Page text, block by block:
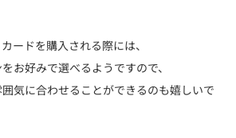
ードを購入される際には、
お好みで選べるようですので、
気に合わせることができるのも嬉しいで